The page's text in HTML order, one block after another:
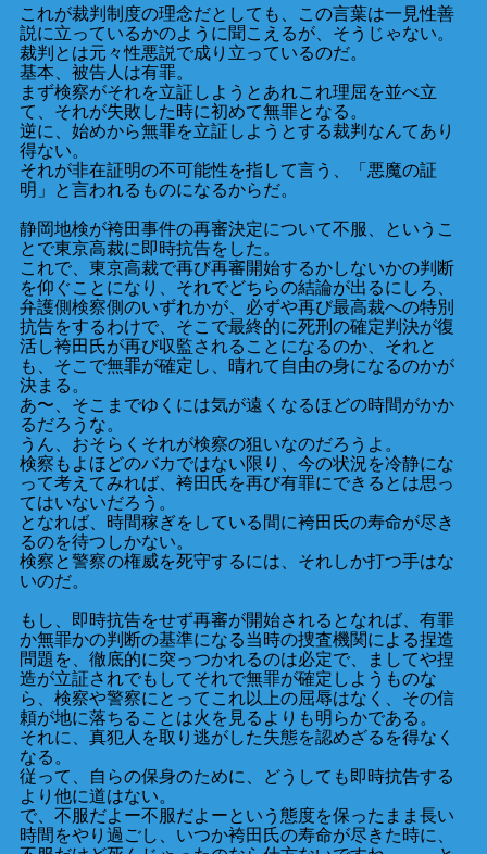
これが裁判制度の理念だとしても、この言葉は一見性善
説に立っているかのように聞こえるが、そうじゃない。
裁判とは元々性悪説で成り立っているのだ。
基本、被告人は有罪。
まず検察がそれを立証しようとあれこれ理屈を並べ立
て、それが失敗した時に初めて無罪となる。
逆に、始めから無罪を立証しようとする裁判なんてあり
得ない。
それが非在証明の不可能性を指して言う、「悪魔の証
明」と言われるものになるからだ。
静岡地検が袴田事件の再審決定について不服、というこ
とで東京高裁に即時抗告をした。
これで、東京高裁で再び再審開始するかしないかの判断
を仰ぐことになり、それでどちらの結論が出るにしろ、
弁護側検察側のいずれかが、必ずや再び最高裁への特別
抗告をするわけで、そこで最終的に死刑の確定判決が復
活し袴田氏が再び収監されることになるのか、それと
も、そこで無罪が確定し、晴れて自由の身になるのかが
決まる。
あ〜、そこまでゆくには気が遠くなるほどの時間がかか
るだろうな。
うん、おそらくそれが検察の狙いなのだろうよ。
検察もよほどのバカではない限り、今の状況を冷静にな
って考えてみれば、袴田氏を再び有罪にできるとは思っ
てはいないだろう。
となれば、時間稼ぎをしている間に袴田氏の寿命が尽き
るのを待つしかない。
検察と警察の権威を死守するには、それしか打つ手はな
いのだ。
もし、即時抗告をせず再審が開始されるとなれば、有罪
か無罪かの判断の基準になる当時の捜査機関による捏造
問題を、徹底的に突っつかれるのは必定で、ましてや捏
造が立証されでもしてそれで無罪が確定しようものな
ら、検察や警察にとってこれ以上の屈辱はなく、その信
頼が地に落ちることは火を見るよりも明らかである。
それに、真犯人を取り逃がした失態を認めざるを得なく
なる。
従って、自らの保身のために、どうしても即時抗告する
より他に道はない。
で、不服だよー不服だよーという態度を保ったまま長い
時間をやり過ごし、いつか袴田氏の寿命が尽きた時に、